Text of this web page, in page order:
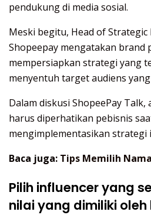
pendukung di media sosial.
Meski begitu, Head of
Shopeepay mengatakan brand
mempersiapkan strategi yang
menyentuh target audiens yang
Dalam diskusi ShopeePay
harus diperhatikan pebisnis
mengimplementasikan strategi
Baca juga: Tips Memilih
Pilih influencer yang
nilai yang dimiliki